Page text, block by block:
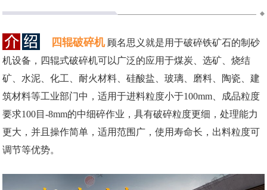
四辊破碎机 顾名思义就是用于破碎铁矿石的制砂
机设备，四辊式破碎机可以广泛的应用于煤炭、选矿、烧结
矿、水泥、化工、耐火材料、硅酸盐、玻璃、磨料、陶瓷、建
筑材料等工业部门中，适用于进料粒度小于100mm、成品粒度
要求100目-8mm的中细碎作业，具有破碎粒度更细，处理能力
更大，并且操作简单，适用范围广，使用寿命长，出料粒度可
调节等优势。